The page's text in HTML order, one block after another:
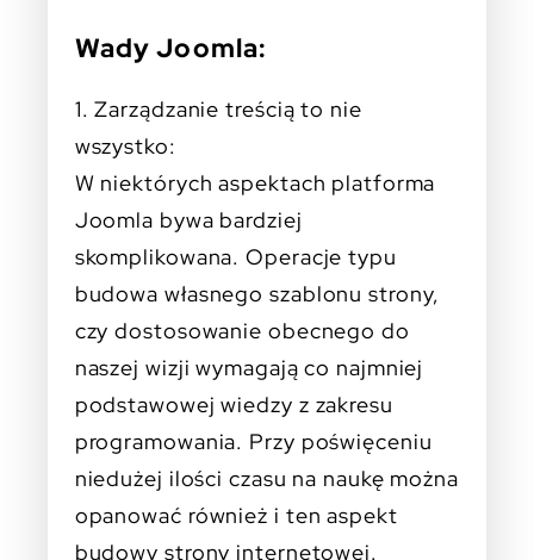
Wady Joomla:
1. Zarządzanie treścią to nie
wszystko:
W niektórych aspektach platforma
Joomla bywa bardziej
skomplikowana. Operacje typu
budowa własnego szablonu strony,
czy dostosowanie obecnego do
naszej wizji wymagają co najmniej
podstawowej wiedzy z zakresu
programowania. Przy poświęceniu
niedużej ilości czasu na naukę można
opanować również i ten aspekt
budowy strony internetowej.